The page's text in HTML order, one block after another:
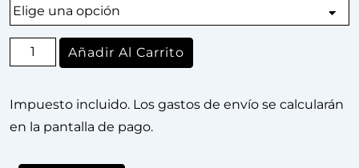
Añadir Al Carrito
Impuesto incluido. Los gastos de envío se calcularán
en la pantalla de pago.